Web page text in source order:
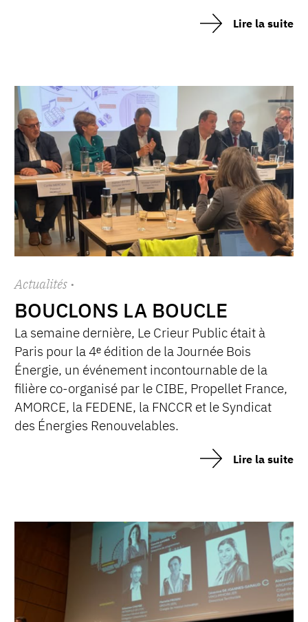
Lire la suite
Actualités ·
BOUCLONS LA BOUCLE
La semaine dernière, Le Crieur Public était à
Paris pour la 4ᵉ édition de la Journée Bois
Énergie, un événement incontournable de la
filière co-organisé par le CIBE, Propellet France,
AMORCE, la FEDENE, la FNCCR et le Syndicat
des Énergies Renouvelables.
Lire la suite